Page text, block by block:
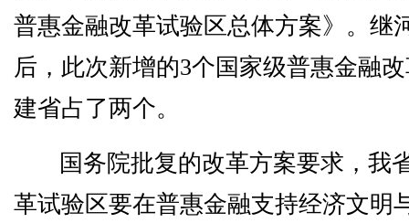
普惠金融改革试验区总体方案》。继
后，此次新增的3个国家级普惠金融
建省占了两个。
国务院批复的改革方案要求，我
革试验区要在普惠金融支持经济文明